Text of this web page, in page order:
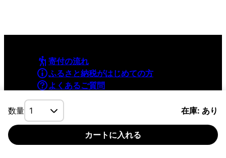
数量 在庫: あり
カートに入れる
寄付の流れ
ふるさと納税がはじめての方
よくあるご質問
利用規約
プライバシーポリシー
©YAMAPInc. ALL RIGHTS RESERVED.